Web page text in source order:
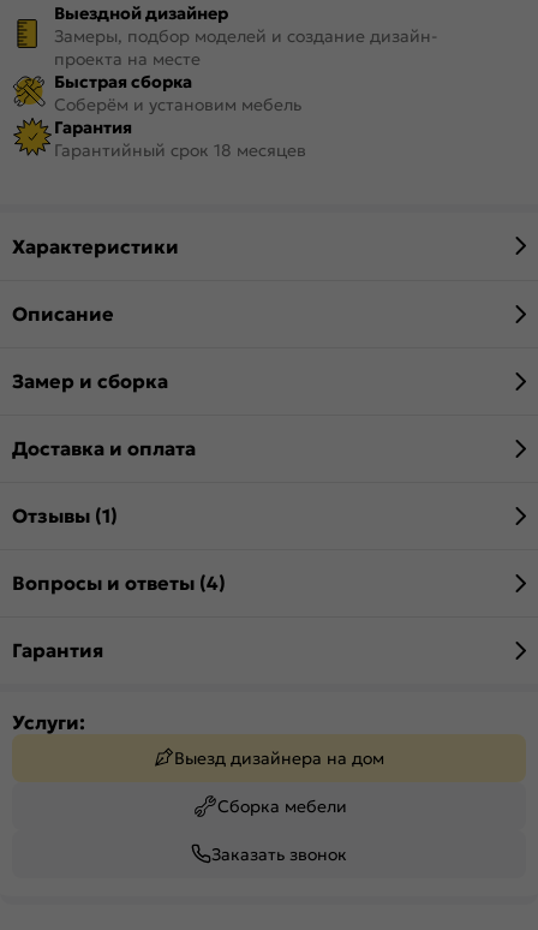
Выездной дизайнер
Замеры, подбор моделей и создание дизайн-
проекта на месте
Быстрая сборка
Соберём и установим мебель
Гарантия
Гарантийный срок 18 месяцев
Характеристики
Описание
Замер и сборка
Доставка и оплата
Отзывы (1)
Вопросы и ответы (4)
Гарантия
Услуги:
Выезд дизайнера на дом
Сборка мебели
Заказать звонок